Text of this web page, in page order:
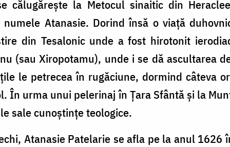
călugărește la Metocul sinaitic din
Atanasie. Dorind însă o viață
din Tesalonic unde a fost hirotonit
(sau Xiropotamu), unde i se dă ascultarea
le petrecea în rugăciune, dormind câteva
În urma unui pelerinaj în Țara Sfântă și la
sale cunoștințe teologice.
Atanasie Patelarie se afla pe la anul 1626